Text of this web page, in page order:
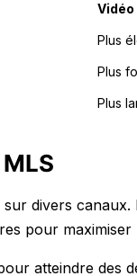
Vidéo
Plus
Plus
Plus
divers
pour maximiser
atteindre des